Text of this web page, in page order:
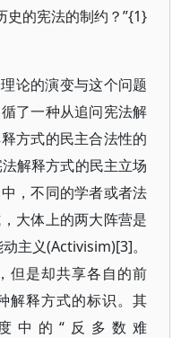
史的宪法的制约？”{1}
论的演变与这个问题
了一种从追问宪法解
方式的民主合法性的
解释方式的民主立场
，不同的学者或者法
大体上的两大阵营是
主义(Activisim)[3]。
但是却共享各自的前
解释方式的标识。其
中的“反多数难